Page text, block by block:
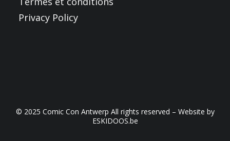
Privacy Policy
© 2025 Comic Con Antwerp All rights reserved – Website by
ESKIDOOS.be